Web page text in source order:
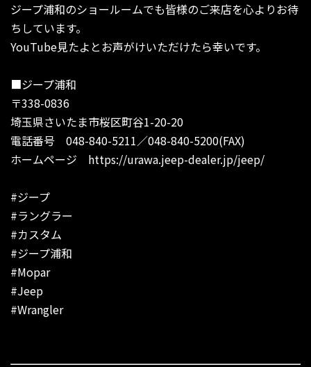
ジープ浦和のショールームでも皆様のご来店を心よりお待
ちしています。
YouTube見たよとお声がけいただけたら幸いです。
■ジープ浦和
〒338-0836
埼玉県さいたま市桜区町谷1-20-20
電話番号 048-840-5211／048-840-5200(FAX)
ホームページ https://urawa.jeep-dealer.jp/jeep/
#ジープ
#ラングラー
#カスタム
#ジープ浦和
#Mopar
#Jeep
#Wrangler